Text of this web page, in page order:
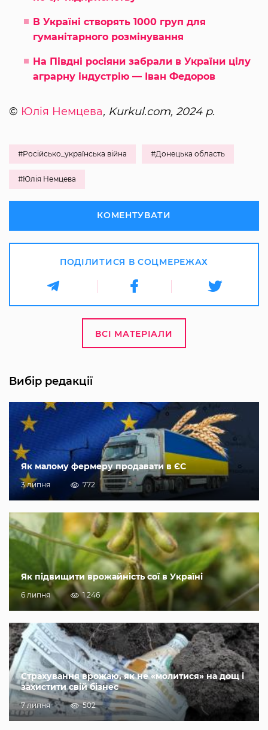
В Україні створять 1000 груп для
гуманітарного розмінування
На Півдні росіяни забрали в України цілу
аграрну індустрію — Іван Федоров
© Юлія Немцева, Kurkul.com, 2024 р.
#Російсько_українська війна #Донецька область
#Юлія Немцева
КОМЕНТУВАТИ
ПОДІЛИТИСЯ В СОЦМЕРЕЖАХ
ВСІ МАТЕРІАЛИ
Вибір редакції
Як малому фермеру продавати в ЄС
3 липня 772
Як підвищити врожайність сої в Україні
6 липня 1 246
Страхування врожаю, як не «молитися» на дощ і
захистити свій бізнес
7 липня 502